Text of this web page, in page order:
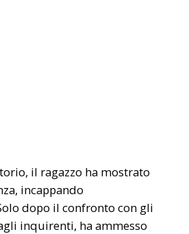
il ragazzo ha mostrato
incappando
dopo il confronto con gli
inquirenti, ha ammesso